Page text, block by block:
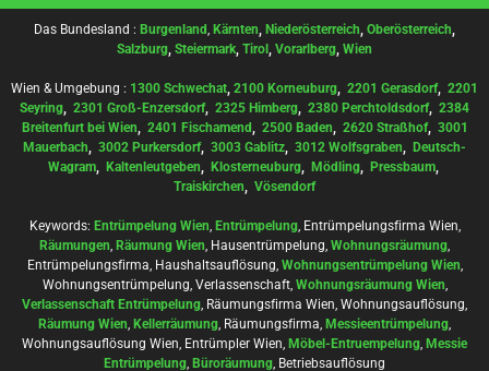
Das Bundesland : Burgenland, Kärnten, Niederösterreich, Oberösterreich,
Salzburg, Steiermark, Tirol , Vorarlberg, Wien
Wien & Umgebung : 1300 Schwechat, 2100 Korneuburg, 2201 Gerasdorf, 2201
Seyring, 2301 Groß-Enzersdorf, 2325 Himberg, 2380 Perchtoldsdorf, 2384
Breitenfurt bei Wien, 2401 Fischamend, 2500 Baden, 2620 Straßhof, 3001
Mauerbach, 3002 Purkersdorf, 3003 Gablitz, 3012 Wolfsgraben, Deutsch-
Wagram, Kaltenleutgeben, Klosterneuburg, Mödling, Pressbaum,
Traiskirchen, Vösendorf
Keywords: Entrümpelung Wien, Entrümpelung, Entrümpelungsfirma Wien,
Räumungen, Räumung Wien, Hausentrümpelung, Wohnungsräumung,
Entrümpelungsfirma, Haushaltsauflösung, Wohnungsentrümpelung Wien,
Wohnungsentrümpelung, Verlassenschaft, Wohnungsräumung Wien,
Verlassenschaft Entrümpelung, Räumungsfirma Wien, Wohnungsauflösung,
Räumung Wien, Kellerräumung, Räumungsfirma, Messieentrümpelung,
Wohnungsauflösung Wien, Entrümpler Wien, Möbel-Entruempelung, Messie
Entrümpelung, Büroräumung, Betriebsauflösung